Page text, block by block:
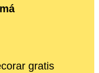
gratis